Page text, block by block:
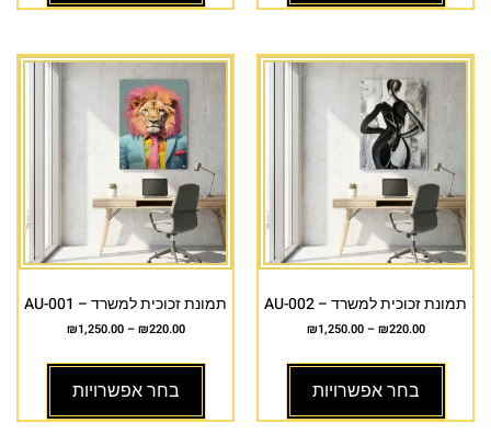
תמונת זכוכית למשרד – AU-002
₪220.00
–
₪1,250.00
בחר אפשרויות
תמונת זכוכית למשרד – AU-001
₪220.00
–
₪1,250.00
בחר אפשרויות